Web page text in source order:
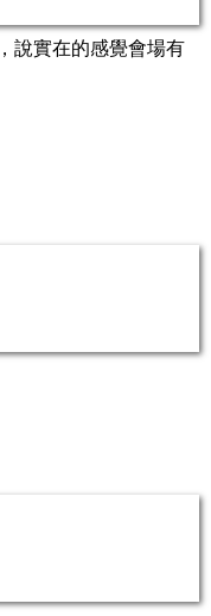
說實在的感覺會場有